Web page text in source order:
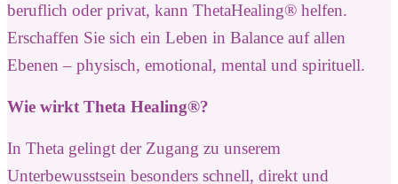
beruflich oder privat, kann ThetaHealing® helfen.
Erschaffen Sie sich ein Leben in Balance auf allen
Ebenen – physisch, emotional, mental und spirituell.
Wie wirkt Theta Healing®?
In Theta gelingt der Zugang zu unserem
Unterbewusstsein besonders schnell, direkt und